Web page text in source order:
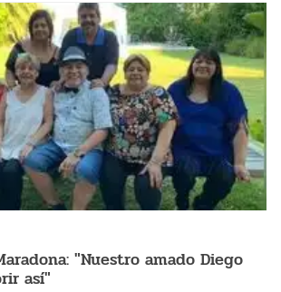
"Nuestro amado Diego
así"